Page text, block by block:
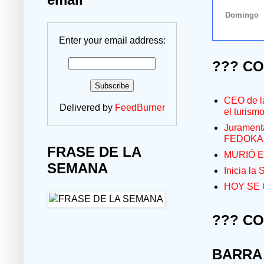
???
CEO de
el
MURIÓ
Inicia la
HOY SE
???
BARRA
Enter your email address:
Delivered by FeedBurner
FRASE DE LA
SEMANA